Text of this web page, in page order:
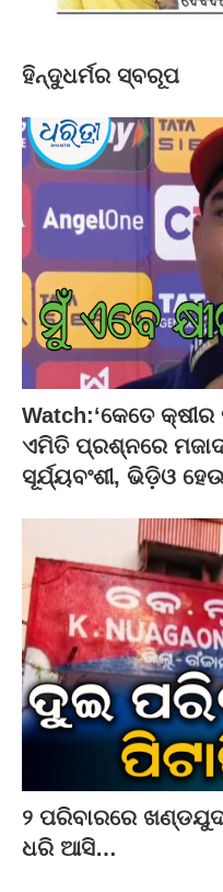
ହିନ୍ଦୁଧର୍ମର ସ୍ବରୂପ
Watch:‘କେତେ
ଏମିତି ପ୍ରଶ୍ନରେ
ସୂର୍ଯ୍ୟବଂଶୀ, ଭିଡ଼ିଓ
୨ ପରିବାରରେ
ଧରି ଆସି…